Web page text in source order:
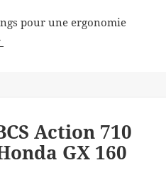
pour une ergonomie
Herbes Husqvarna 124 C
Action 710
GX 160